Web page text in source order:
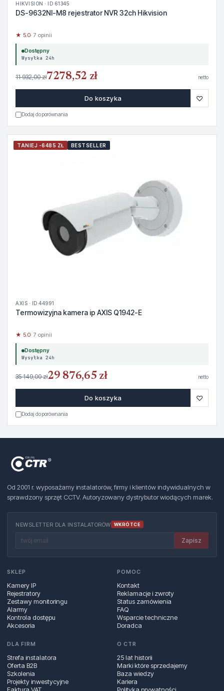
HIKVISION · ID 61345
DS-9632NI-M8 rejestrator NVR 32ch Hikvision
★ 5.0· 7 opinii
Dostępny
Wysyłka 24h
11 932,00 zł7278,52 zł netto
Do koszyka ♡
Dodaj do porównania
TANIEJ -6485 ZŁ BESTSELLER
AXIS · ID 44991
Termowizyjna kamera ip AXIS Q1942-E
★ 5.0· 7 opinii
Dostępny
Wysyłka 24h
35 149,00 zł29 876,65 zł netto
Do koszyka ♡
Dodaj do porównania
Od 2001 r. wyposażamy instalatorów, firmy i klientów indywidualnych w
sprawdzony sprzęt CCTV. Autoryzowany dystrybutor wiodących marek.
NEWSLETTER DLA INSTALATORÓW WKRÓTCE
Zapisz
SKLEP
Kamery IP
Rejestratory
Zestawy monitoringu
Alarmy
Kontrola dostępu
Akcesoria
POMOC
Kontakt
Reklamacje i zwroty
Status zamówienia
FAQ
Wsparcie techniczne
Doradca
DLA FIRM
Strefa instalatora
Oferta B2B
Szkolenia
Projekty inwestycyjne
O CTR
25 lat historii
Marki które sprzedajemy
Baza wiedzy
Kariera